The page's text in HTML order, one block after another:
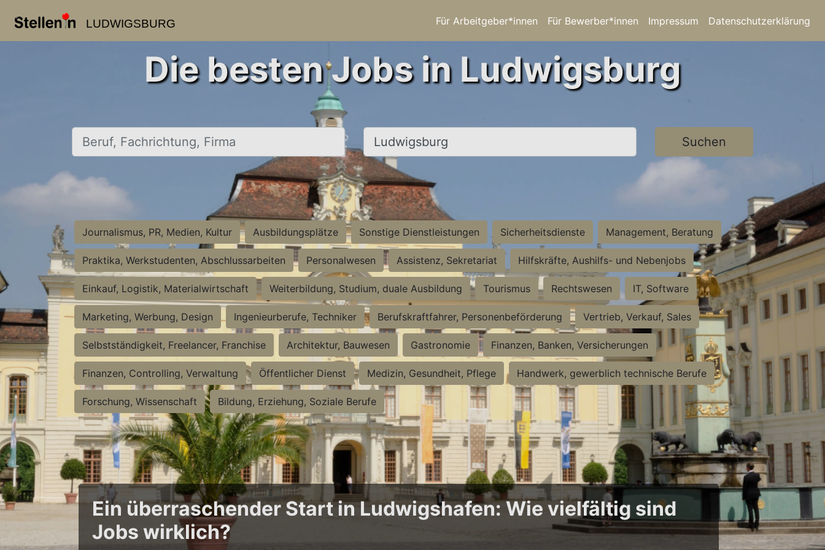
LUDWIGSBURG Für Arbeitgeber*innen Für Bewerber*innen Impressum Datenschutzerklärung
Die besten Jobs in Ludwigsburg
Beruf, Fachrichtung, Firma Ort, Stadt Suchen
Journalismus, PR, Medien, Kultur Ausbildungsplätze Sonstige Dienstleistungen Sicherheitsdienste Management, Beratung
Praktika, Werkstudenten, Abschlussarbeiten Personalwesen Assistenz, Sekretariat Hilfskräfte, Aushilfs- und Nebenjobs
Einkauf, Logistik, Materialwirtschaft Weiterbildung, Studium, duale Ausbildung Tourismus Rechtswesen IT, Software
Marketing, Werbung, Design Ingenieurberufe, Techniker Berufskraftfahrer, Personenbeförderung Vertrieb, Verkauf, Sales
Selbstständigkeit, Freelancer, Franchise Architektur, Bauwesen Gastronomie Finanzen, Banken, Versicherungen
Finanzen, Controlling, Verwaltung Öffentlicher Dienst Medizin, Gesundheit, Pflege Handwerk, gewerblich technische Berufe
Forschung, Wissenschaft Bildung, Erziehung, Soziale Berufe
Ein überraschender Start in Ludwigshafen: Wie vielfältig sind
Jobs wirklich?